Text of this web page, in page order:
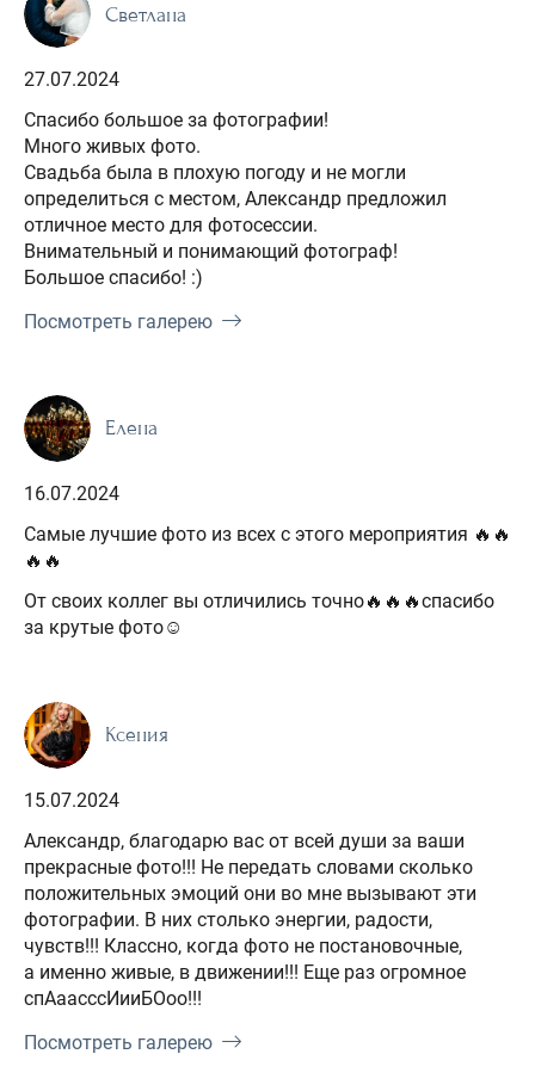
Светлана
27.07.2024
Спасибо большое за фотографии!
Много живых фото.
Свадьба была в плохую погоду и не могли
определиться с местом, Александр предложил
отличное место для фотосессии.
Внимательный и понимающий фотограф!
Большое спасибо! :)
Посмотреть галерею
Елена
16.07.2024
Самые лучшие фото из всех с этого мероприятия 🔥🔥
🔥🔥
От своих коллег вы отличились точно🔥🔥🔥спасибо
за крутые фото☺️
Ксения
15.07.2024
Александр, благодарю вас от всей души за ваши
прекрасные фото!!! Не передать словами сколько
положительных эмоций они во мне вызывают эти
фотографии. В них столько энергии, радости,
чувств!!! Классно, когда фото не постановочные,
а именно живые, в движении!!! Еще раз огромное
спАаасссИииБОоо!!!
Посмотреть галерею